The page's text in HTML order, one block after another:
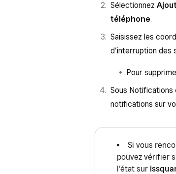
Sélectionnez
téléphone.
Saisissez les
d’interruption des
Pour
Sous Notifications
notifications sur
Si vous
pouvez vérifier
l’état sur